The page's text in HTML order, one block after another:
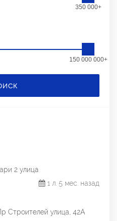
350 000+
150 000 000+
2 улица
1 л. 5 мес. назад
Строителей улица, 42А